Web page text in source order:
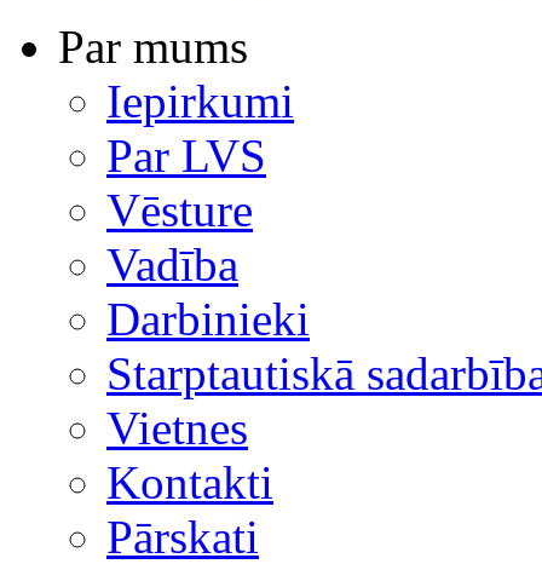
Par mums
Iepirkumi
Par LVS
Vēsture
Vadība
Darbinieki
Starptautiskā
Vietnes
Kontakti
Pārskati